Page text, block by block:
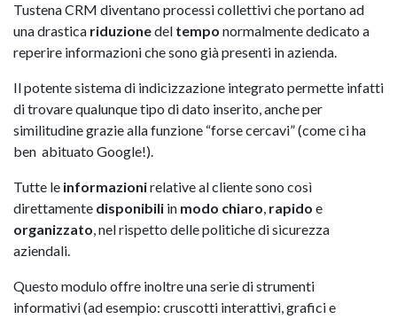
Tustena CRM diventano processi collettivi che portano ad
una drastica riduzionedel tempo normalmente dedicato a
reperire informazioni che sono già presenti in azienda.
Il potente sistema di indicizzazione integrato permette infatti
di trovare qualunque tipo di dato inserito, anche per
similitudine grazie alla funzione “forse cercavi” (come ci ha
ben abituato Google!).
Tutte le informazionirelative al cliente sono così
direttamente disponibili in modo chiaro, rapido e
organizzato, nel rispetto delle politiche di sicurezza
aziendali.
Questo modulo offre inoltre una serie di strumenti
informativi (ad esempio: cruscotti interattivi, grafici e